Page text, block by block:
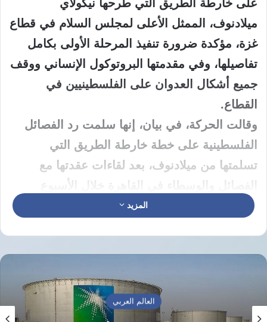
على خارطة الطريق التي طرحها نيكولاي
ميلادنوف، الممثل الأعلى لمجلس السلام في قطاع
غزة، مؤكدة ضرورة تنفيذ المرحلة الأولى بكامل
تفاصيلها، وفي مقدمتها البروتوكول الإنساني ووقف
جميع أشكال العدوان على الفلسطينيين في
القطاع.
وقالت الحركة، في بيان، إنها سلمت رد الفصائل
الفلسطينية على خطة خارطة الطريق التي
تسلمتها من ميلادنوف، بعد لقاءات عقدتها مع
الماضي، بمشاركة مصر وقطر وتركيا.
الطريق، مشيرة إلى أن الفصائل الفلسطينية
تعاملت مع المقترح بمسؤولية وإيجابية.
المزيد
العالم العربي